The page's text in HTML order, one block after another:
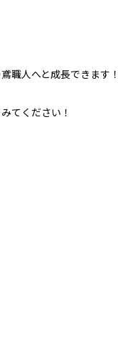
職人へと成長できます！
てください！